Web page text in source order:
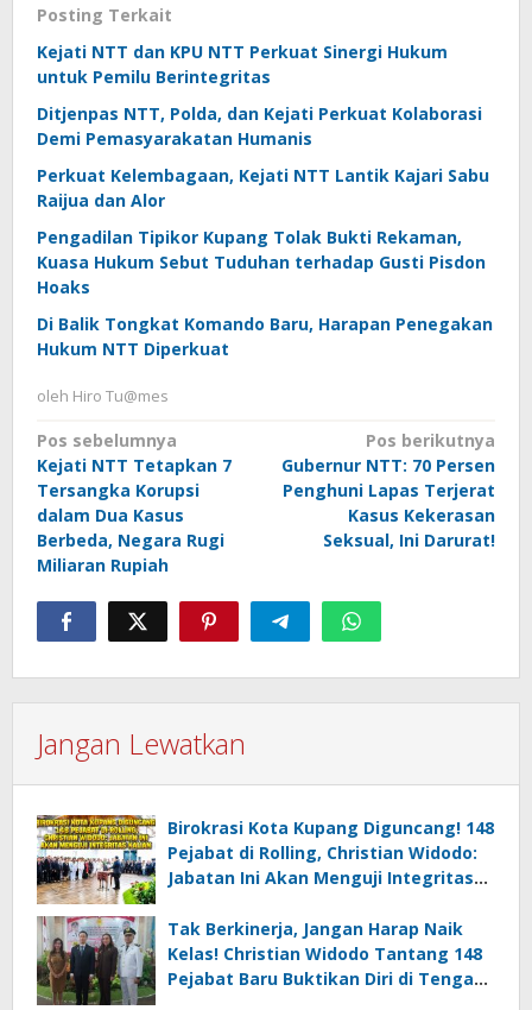
Posting Terkait
Kejati NTT dan KPU NTT Perkuat Sinergi Hukum
untuk Pemilu Berintegritas
Ditjenpas NTT, Polda, dan Kejati Perkuat Kolaborasi
Demi Pemasyarakatan Humanis
Perkuat Kelembagaan, Kejati NTT Lantik Kajari Sabu
Raijua dan Alor
Pengadilan Tipikor Kupang Tolak Bukti Rekaman,
Kuasa Hukum Sebut Tuduhan terhadap Gusti Pisdon
Hoaks
Di Balik Tongkat Komando Baru, Harapan Penegakan
Hukum NTT Diperkuat
oleh Hiro Tu@mes
Navigasi
pos
Pos sebelumnya
Kejati NTT Tetapkan 7
Tersangka Korupsi
dalam Dua Kasus
Berbeda, Negara Rugi
Miliaran Rupiah
Pos berikutnya
Gubernur NTT: 70 Persen
Penghuni Lapas Terjerat
Kasus Kekerasan
Seksual, Ini Darurat!
Jangan Lewatkan
Birokrasi Kota Kupang Diguncang! 148
Pejabat di Rolling, Christian Widodo:
Jabatan Ini Akan Menguji Integritas
Tak Berkinerja, Jangan Harap Naik
Kelas! Christian Widodo Tantang 148
Pejabat Baru Buktikan Diri di Tengah